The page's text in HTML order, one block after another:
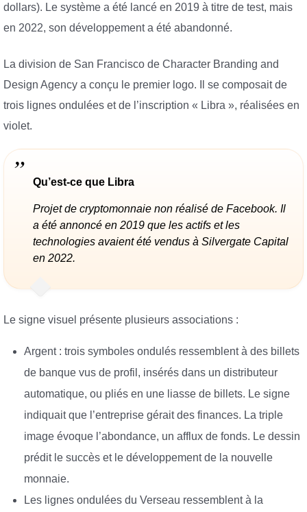
dollars). Le système a été lancé en 2019 à titre de test, mais
en 2022, son développement a été abandonné.
La division de San Francisco de Character Branding and
Design Agency a conçu le premier logo. Il se composait de
trois lignes ondulées et de l’inscription « Libra », réalisées en
violet.
Qu’est-ce que Libra
Projet de cryptomonnaie non réalisé de Facebook. Il
a été annoncé en 2019 que les actifs et les
technologies avaient été vendus à Silvergate Capital
en 2022.
Le signe visuel présente plusieurs associations :
Argent : trois symboles ondulés ressemblent à des billets
de banque vus de profil, insérés dans un distributeur
automatique, ou pliés en une liasse de billets. Le signe
indiquait que l’entreprise gérait des finances. La triple
image évoque l’abondance, un afflux de fonds. Le dessin
prédit le succès et le développement de la nouvelle
monnaie.
Les lignes ondulées du Verseau ressemblent à la